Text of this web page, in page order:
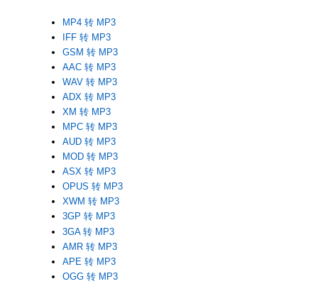
MP4 转 MP3
IFF 转 MP3
GSM 转 MP3
AAC 转 MP3
WAV 转 MP3
ADX 转 MP3
XM 转 MP3
MPC 转 MP3
AUD 转 MP3
MOD 转 MP3
ASX 转 MP3
OPUS 转 MP3
XWM 转 MP3
3GP 转 MP3
3GA 转 MP3
AMR 转 MP3
APE 转 MP3
OGG 转 MP3